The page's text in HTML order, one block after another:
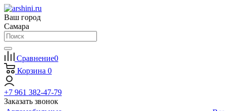
Ваш город
Самара
Сравнение0
Корзина 0
+7 961 382-47-79
Заказать звонок